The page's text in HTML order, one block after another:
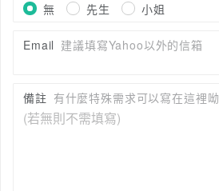
無
先生 小姐
Email 建議填寫Yahoo以外的信箱
備註 有什麼特殊需求可以寫在這裡呦